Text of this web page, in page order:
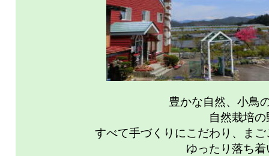
豊かな自然、小鳥
自然栽培
すべて手づくりにこだわり、ま
ゆったり落ち